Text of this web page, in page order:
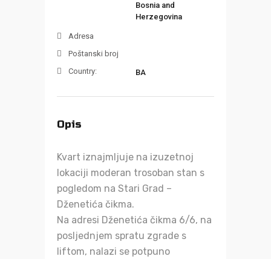
Bosnia and
Herzegovina
Adresa
Poštanski broj
Country:
BA
Opis
Kvart iznajmljuje na izuzetnoj
lokaciji moderan trosoban stan s
pogledom na Stari Grad –
Dženetića čikma.
Na adresi Dženetića čikma 6/6, na
posljednjem spratu zgrade s
liftom, nalazi se potpuno